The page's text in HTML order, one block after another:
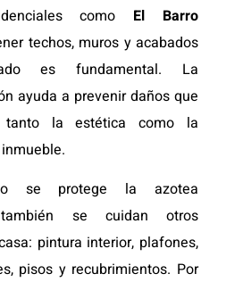
como El Barro
techos, muros y acabados
es fundamental. La
ayuda a prevenir daños que
tanto la estética como la
se protege la azotea
también se cuidan otros
pintura interior, plafones,
pisos y recubrimientos. Por